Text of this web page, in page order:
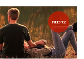
צרכנות